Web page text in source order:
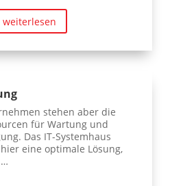
weiterlesen
stehen aber die
für Wartung und
Das IT-Systemhaus
hier eine optimale Lösung,